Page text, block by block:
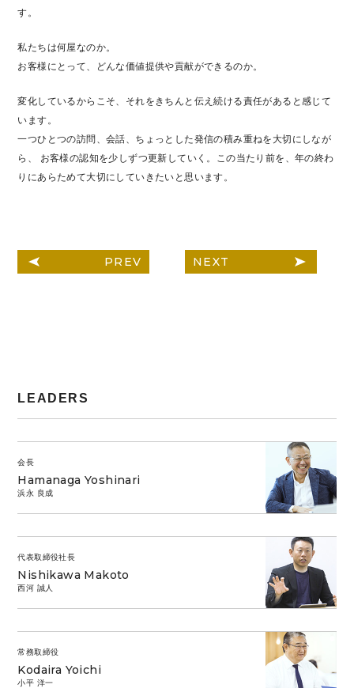
す。
私たちは何屋なのか。
お客様にとって、どんな価値提供や貢献ができるのか。
変化しているからこそ、それをきちんと伝え続ける責任があると感じて
います。
一つひとつの訪問、会話、ちょっとした発信の積み重ねを大切にしなが
ら、 お客様の認知を少しずつ更新していく。この当たり前を、年の終わ
りにあらためて大切にしていきたいと思います。
PREV NEXT
LEADERS
会長
Hamanaga Yoshinari
浜永 良成
代表取締役社長
Nishikawa Makoto
西河 誠人
常務取締役
Kodaira Yoichi
小平 洋一